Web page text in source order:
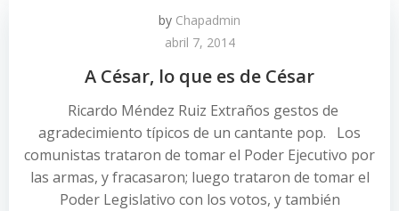
by Chapadmin
abril 7, 2014
A César, lo que es de César
Ricardo Méndez Ruiz Extraños gestos de
agradecimiento típicos de un cantante pop. Los
comunistas trataron de tomar el Poder Ejecutivo por
las armas, y fracasaron; luego trataron de tomar el
Poder Legislativo con los votos, y también